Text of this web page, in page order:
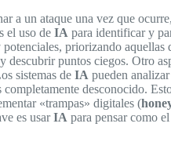
a un ataque una vez que
el uso de IA para identificar y
priorizando aquellas
descubrir puntos ciegos. Otro
sistemas de IA pueden
completamente desconocido.
«trampas» digitales (
es usarIA para pensar como